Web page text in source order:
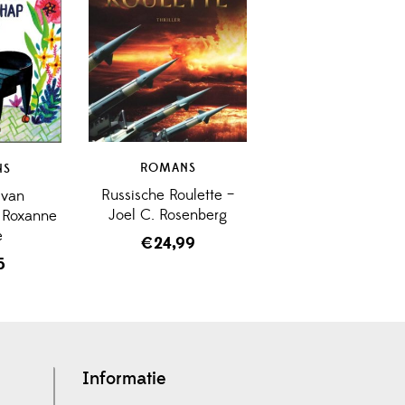
ROMANS
Russische Roulette –
Joel C. Rosenberg
€24,99
Informatie